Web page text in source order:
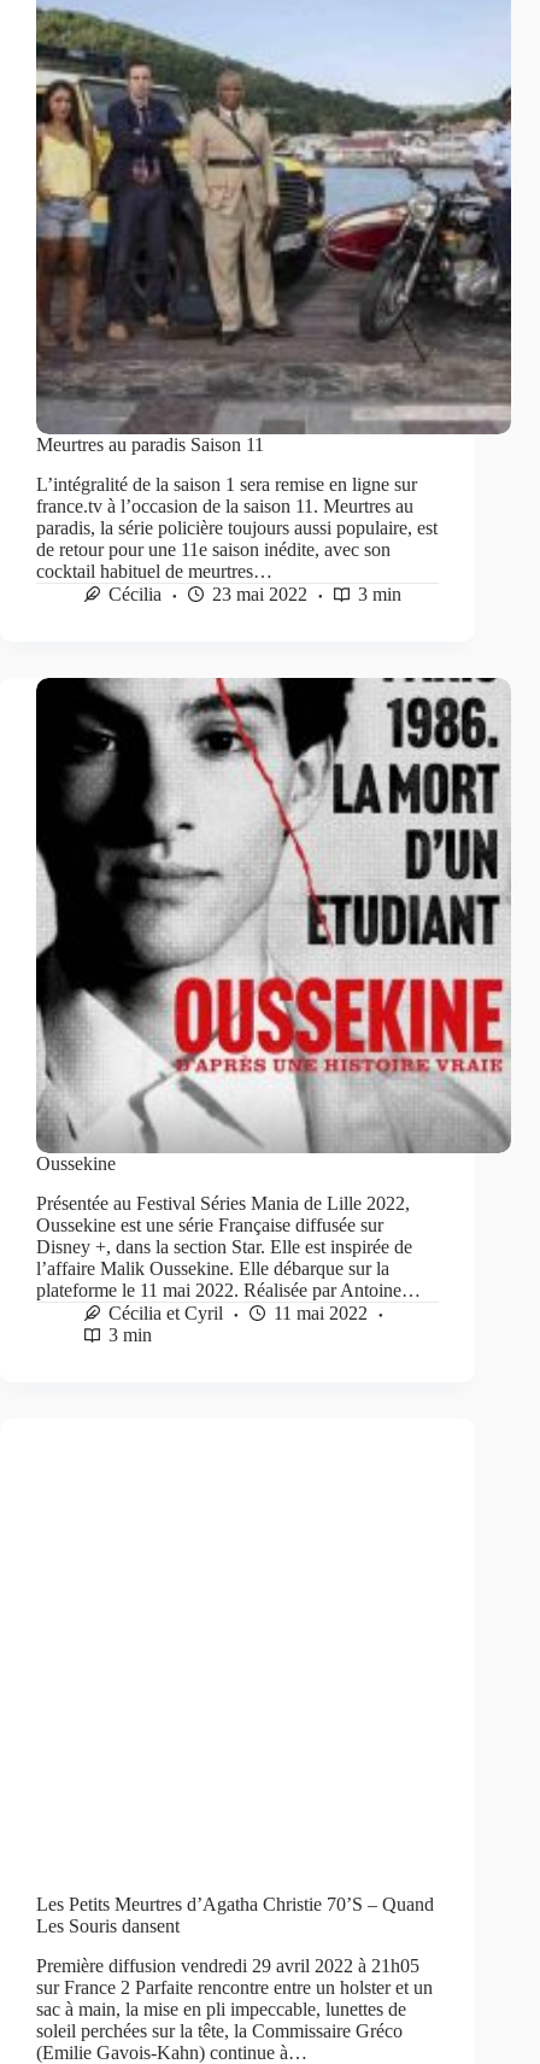
Meurtres au paradis Saison 11
L’intégralité de la saison 1 sera remise en ligne sur
france.tv à l’occasion de la saison 11. Meurtres au
paradis, la série policière toujours aussi populaire, est
de retour pour une 11e saison inédite, avec son
cocktail habituel de meurtres…
Cécilia
23 mai 2022 3 min
Oussekine
Présentée au Festival Séries Mania de Lille 2022,
Oussekine est une série Française diffusée sur
Disney +, dans la section Star. Elle est inspirée de
l’affaire Malik Oussekine. Elle débarque sur la
plateforme le 11 mai 2022. Réalisée par Antoine…
Cécilia et Cyril
11 mai 2022
3 min
Les Petits Meurtres d’Agatha Christie 70’S – Quand
Les Souris dansent
Première diffusion vendredi 29 avril 2022 à 21h05
sur France 2 Parfaite rencontre entre un holster et un
sac à main, la mise en pli impeccable, lunettes de
soleil perchées sur la tête, la Commissaire Gréco
(Emilie Gavois-Kahn) continue à…